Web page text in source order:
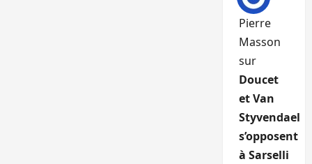
Pierre
Masson
sur
Doucet
et Van
Styvendael
s’opposent
à Sarselli